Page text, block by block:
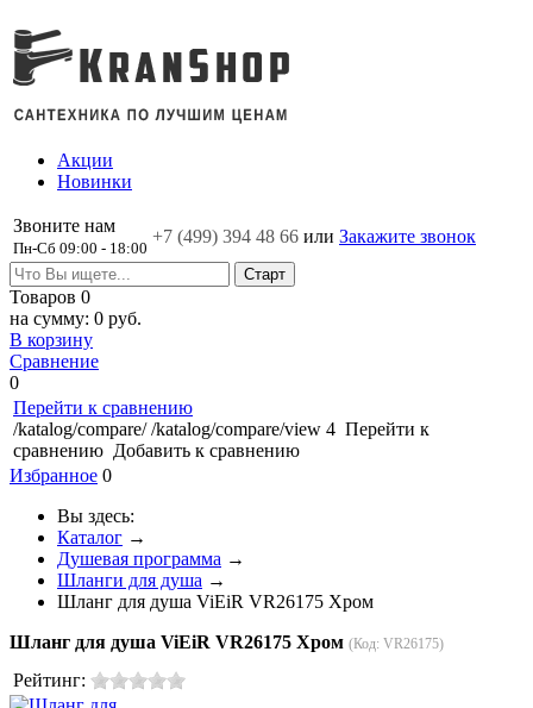
Акции
Новинки
Звоните нам
Пн-Сб 09:00 - 18:00
+7 (499) 394 48 66 или Закажите звонок
Товаров 0
на сумму: 0 руб.
В корзину
Сравнение
0
Перейти к сравнению
/katalog/compare/ /katalog/compare/view 4 Перейти к
сравнению Добавить к сравнению
Избранное 0
Вы здесь:
Каталог →
Душевая программа →
Шланги для душа →
Шланг для душа ViEiR VR26175 Хром
Шланг для душа ViEiR VR26175 Хром (Код: VR26175)
Рейтинг: